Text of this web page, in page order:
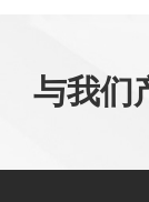
与我们